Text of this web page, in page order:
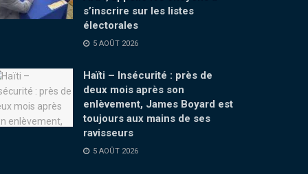
s’inscrire sur les listes
électorales
5 AOÛT 2026
Haïti – Insécurité : près de
deux mois après son
enlèvement, James Boyard est
toujours aux mains de ses
ravisseurs
5 AOÛT 2026